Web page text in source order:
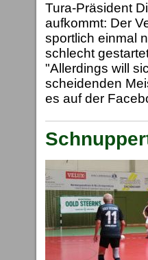
Tura-Präsident
aufkommt: Der
sportlich einmal
schlecht
"Allerdings will
scheidenden
es auf der